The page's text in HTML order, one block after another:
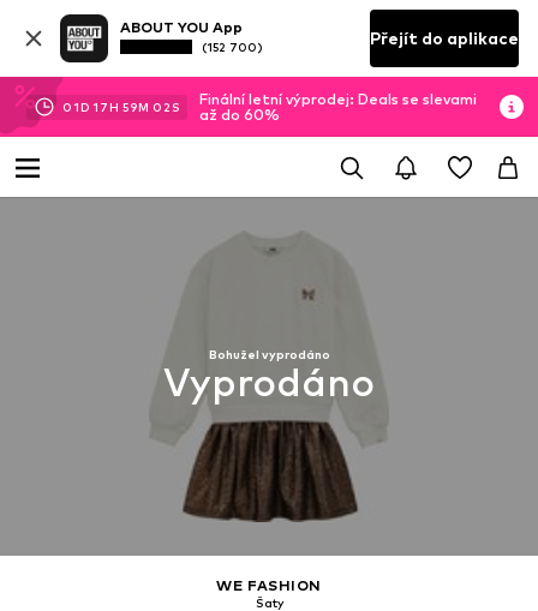
ABOUT YOU App
(152 700) Přejít do aplikace
01D 17H 59M 02 S
Finální letní výprodej: Deals se slevami
až do 60%
Bohužel vyprodáno
Vyprodáno
WE FASHION
Šaty